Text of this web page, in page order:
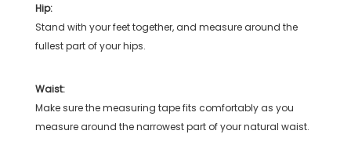
Hip:
Stand with your feet together, and measure around the
fullest part of your hips.
Waist:
Make sure the measuring tape fits comfortably as you
measure around the narrowest part of your natural waist.